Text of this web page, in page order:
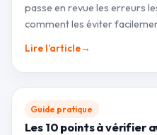
passe en revue les erreurs
comment les éviter
Lire l’article→
Guide pratique
Les 10 points à vérifier